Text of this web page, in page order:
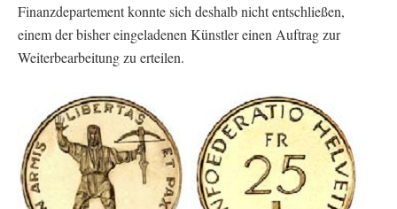
Finanzdepartement konnte sich deshalb nicht entschließen,
einem der bisher eingeladenen Künstler einen Auftrag zur
Weiterbearbeitung zu erteilen.